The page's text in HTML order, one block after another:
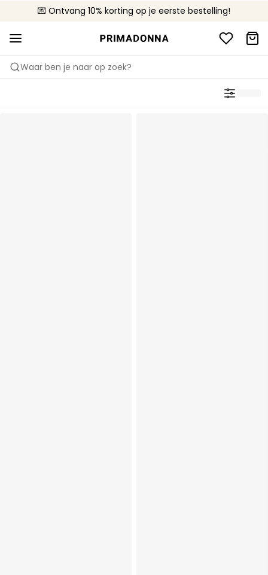
💌 Ontvang 10% korting op je eerste bestelling!
🚚 Gratis bezorging boven €90
📦 Gratis retourneren
Waar ben je naar op zoek?